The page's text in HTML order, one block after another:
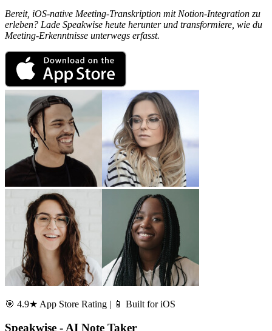
Bereit, iOS-native Meeting-Transkription mit Notion-Integration zu
erleben? Lade Speakwise heute herunter und transformiere, wie du
Meeting-Erkenntnisse unterwegs erfasst.
🎯 4.9★ App Store Rating | 📱 Built for iOS
Speakwise - AI Note Taker